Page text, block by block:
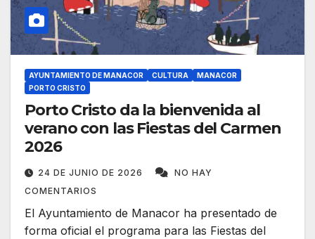
AYUNTAMIENTO DE MANACOR CULTURA
MANACOR
PORTO CRISTO
Porto Cristo da la bienvenida al
verano con las Fiestas del Carmen
2026
24 DE JUNIO DE 2026
NO HAY
COMENTARIOS
El Ayuntamiento de Manacor ha presentado de
forma oficial el programa para las Fiestas del